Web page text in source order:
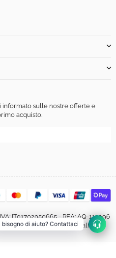
sulle nostre offerte e
acquisto.
IT01702050665 - REA: AQ-113996
67051 Avezzano (AQ) - Italia
bisogno di aiuto? Contattaci